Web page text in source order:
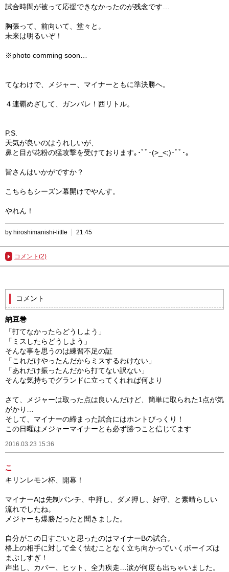
試合時間が被って応援できなかったのが残念です…
胸張って、前向いて、堂々と。
未来は明るいぞ！
※photo comming soon…
てなわけで、メジャー、マイナーともに準決勝へ。
４連覇めざして、ガンバレ！西リトル。
P.S.
天気が良いのはうれしいが、
鼻と目が花粉の猛攻撃を受けております｡･ﾟﾟ･(>_<;)･ﾟﾟ･｡
皆さんはいかがですか？
こちらもシーズン幕開けでやんす。
やれん！
by hiroshimanishi-little 21:45
コメント(2)
コメント
納豆巻
「打てなかったらどうしよう」
「ミスしたらどうしよう」
そんな事を思うのは練習不足の証
「これだけやったんだからミスするわけない」
「あれだけ振ったんだから打てない訳ない」
そんな気持ちでグランドに立ってくれれば何より
さて、メジャーは取った点は良いんだけど、簡単に取られた1点が気
がかり…
そして、マイナーの締まった試合にはホントびっくり！
この日曜はメジャーマイナーとも必ず勝つこと信じてます
2016.03.23 15:36
こ
キリンレモン杯、開幕！
マイナーAは先制パンチ、中押し、ダメ押し、好守、と素晴らしい
流れでしたね。
メジャーも爆勝だったと聞きました。
自分がこの日すごいと思ったのはマイナーBの試合。
格上の相手に対して全く怯むことなく立ち向かっていくボーイズは
まぶしすぎ！
声出し、カバー、ヒット、全力疾走…涙が何度も出ちゃいました。